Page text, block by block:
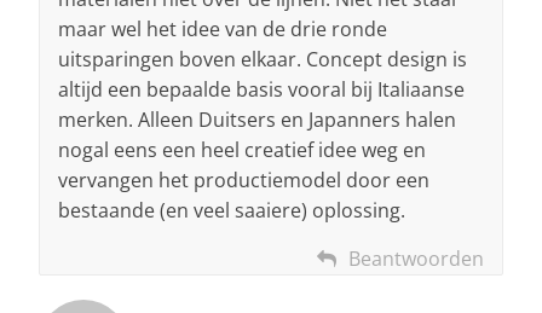
maar wel het idee van de drie ronde
uitsparingen boven elkaar. Concept design is
altijd een bepaalde basis vooral bij Italiaanse
merken. Alleen Duitsers en Japanners halen
nogal eens een heel creatief idee weg en
vervangen het productiemodel door een
bestaande (en veel saaiere) oplossing.
Beantwoorden